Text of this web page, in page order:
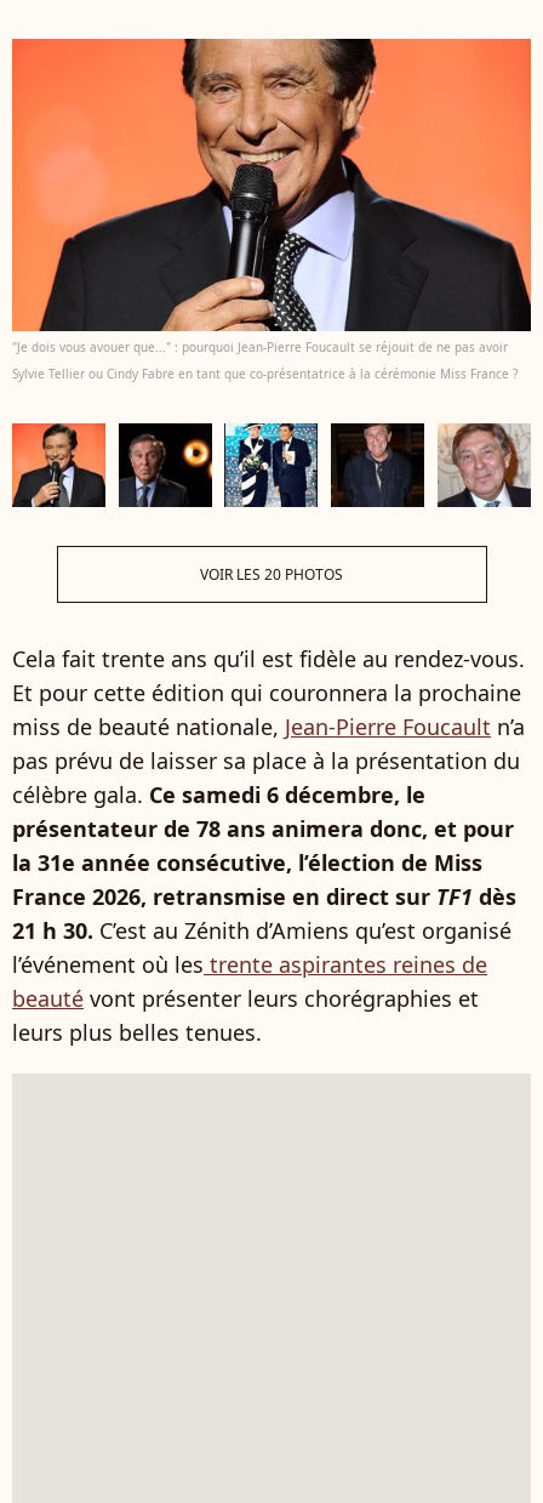
"Je dois vous avouer que..." : pourquoi Jean-Pierre Foucault se réjouit de ne pas avoir
Sylvie Tellier ou Cindy Fabre en tant que co-présentatrice à la cérémonie Miss France ?
VOIR LES 20 PHOTOS
Cela fait trente ans qu’il est fidèle au rendez-vous.
Et pour cette édition qui couronnera la prochaine
miss de beauté nationale, Jean-Pierre Foucault n’a
pas prévu de laisser sa place à la présentation du
célèbre gala. Ce samedi 6 décembre, le
présentateur de 78 ans animera donc, et pour
la 31e année consécutive, l’élection de Miss
France 2026, retransmise en direct sur TF1 dès
21 h 30. C’est au Zénith d’Amiens qu’est organisé
l’événement où les trente aspirantes reines de
beauté vont présenter leurs chorégraphies et
leurs plus belles tenues.